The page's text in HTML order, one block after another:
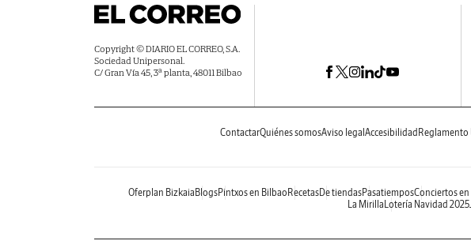
Copyright © DIARIO EL CORREO, S.A.
Sociedad Unipersonal.
C/ Gran Vía 45, 3ª planta, 48011 Bilbao
ContactarQuiénes somosAviso legal Accesibilidad Reglamento
Oferplan Bizkaia BlogsPintxos en Bilbao RecetasDe tiendasPasatiemposConciertos
La Mirilla Lotería Navidad 2025